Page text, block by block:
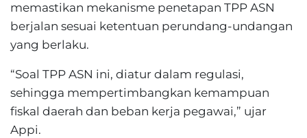
memastikan mekanisme penetapan TPP ASN
berjalan sesuai ketentuan perundang-undangan
yang berlaku.
“Soal TPP ASN ini, diatur dalam regulasi,
sehingga mempertimbangkan kemampuan
fiskal daerah dan beban kerja pegawai,” ujar
Appi.